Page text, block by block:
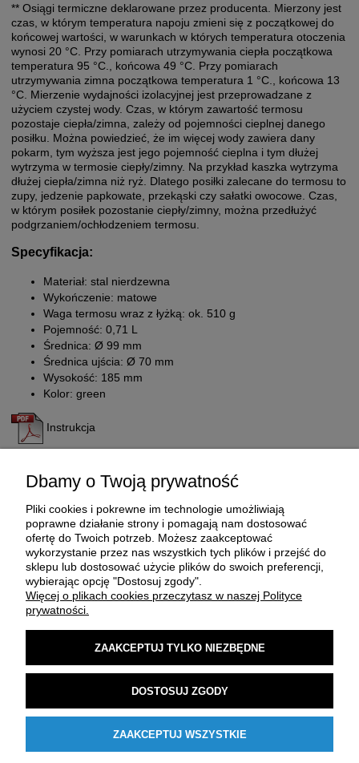
** Osiągi termiczne deklarowane przez producenta. Mierzony jest
czas, w którym temperatura napoju zmieni się z początkowej do
końcowej wartości, w warunkach w których temperatura otoczenia
wynosi 20 °C. Przy pomiarach utrzymywania ciepła początkowa
temperatura 95 °C., końcowa 49 °C. Przy pomiarach
utrzymywania zimna początkowa temperatura 1 °C., końcowa 13
°C. Mierzenie wydajności izolacyjnej jest przeprowadzane z
użyciem czystej wody. Czas, w którym zawartość termosu
pozostaje ciepła/zimna, zależy od pojemności cieplnej danego
posiłku. Można powiedzieć, że im więcej wody zawiera dany
pokarm, tym wyższa jest jego pojemność cieplna i tym dłużej
wytrzyma w termosie ciepły/zimny. Na przykład kaszka wytrzyma
dłużej ciepła/zimna niż ryż. Dlatego posiłki zalecane do termosu to
zupy, jedzenie papkowate, przekąski czy sałatki owocowe. Czas,
w którym posiłek pozostanie ciepły/zimny, można przedłużyć
podgrzaniem/ochłodzeniem termosu.
Specyfikacja:
Materiał: stal nierdzewna
Wykończenie: matowe
Waga termosu wraz z łyżką: ok. 510 g
Pojemność: 0,71 L
Średnica: Ø 99 mm
Średnica ujścia: Ø 70 mm
Wysokość: 185 mm
Kolor: green
Instrukcja
O FIRMIE
ZAKUP I DOSTAWA
MOJE KONTO
Dbamy o Twoją prywatność
Pliki cookies i pokrewne im technologie umożliwiają
poprawne działanie strony i pomagają nam dostosować
ofertę do Twoich potrzeb. Możesz zaakceptować
wykorzystanie przez nas wszystkich tych plików i przejść do
sklepu lub dostosować użycie plików do swoich preferencji,
wybierając opcję "Dostosuj zgody".
Więcej o plikach cookies przeczytasz w naszej Polityce
prywatności.
ZAAKCEPTUJ TYLKO NIEZBĘDNE
DOSTOSUJ ZGODY
ZAAKCEPTUJ WSZYSTKIE